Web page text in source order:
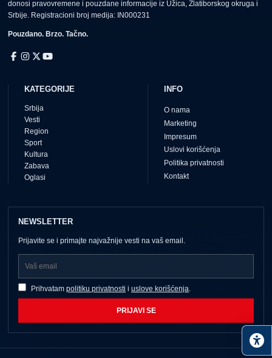
donosi pravovremene i pouzdane informacije iz Užica, Zlatiborskog okruga i
Srbije. Registracioni broj medija: IN000231
Pouzdano. Brzo. Tačno.
KATEGORIJE
Srbija
Vesti
Region
Sport
Kultura
Zabava
Oglasi
INFO
O nama
Marketing
Impresum
Uslovi korišćenja
Politika privatnosti
Kontakt
NEWSLETTER
Prijavite se i primajte najvažnije vesti na vaš email.
Prihvatam politiku privatnosti i uslove korišćenja.
PRIJAVI SE